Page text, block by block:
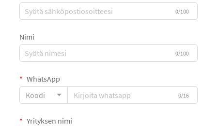
0/100
Nimi
0/100
WhatsApp
Koodi
0/16
Yrityksen nimi